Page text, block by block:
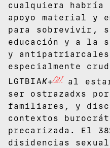
cualquiera habría
apoyo material y
para sobrevivir,
educación y a la
y
especialmente
LGTBIAK+[2]al estar
ser ostrazadxs
familiares, y
contextos
precarizada. El
disidencias